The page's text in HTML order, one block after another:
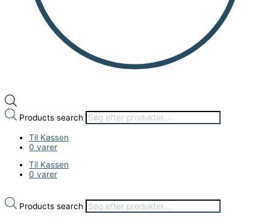
Products search
Til Kassen
0 varer
Til Kassen
0 varer
Products search